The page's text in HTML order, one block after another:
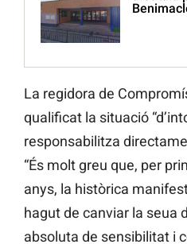
La regidora de
qualificat la situació
responsabilitza
“És molt greu que, per
anys, la històrica
hagut de canviar la seua
absoluta de sensibilitat i